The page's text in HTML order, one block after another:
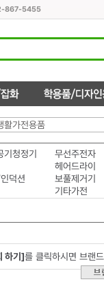
867-5455
활가전용품
청정기
무선주전자
헤어드라이
덕션
보풀제거기
기타가전
하기]를 클릭하시면 브랜